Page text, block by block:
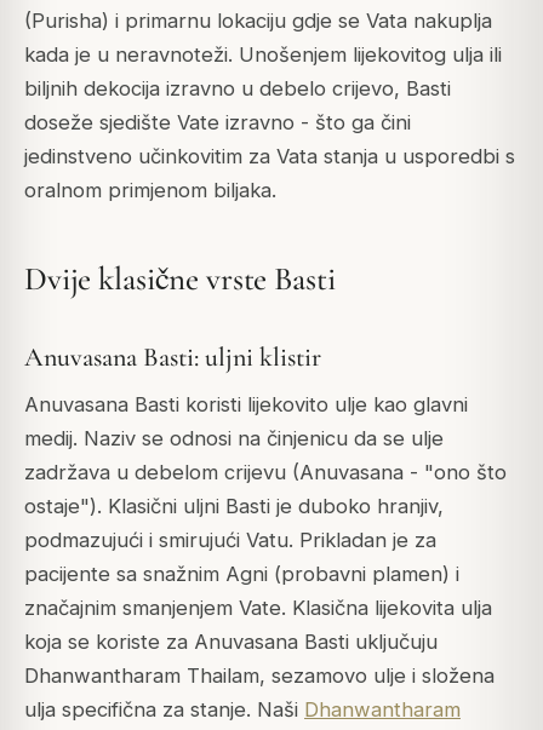
(Purisha) i primarnu lokaciju gdje se Vata nakuplja
kada je u neravnoteži. Unošenjem lijekovitog ulja ili
biljnih dekocija izravno u debelo crijevo, Basti
doseže sjedište Vate izravno - što ga čini
jedinstveno učinkovitim za Vata stanja u usporedbi s
oralnom primjenom biljaka.
Dvije klasične vrste Basti
Anuvasana Basti: uljni klistir
Anuvasana Basti koristi lijekovito ulje kao glavni
medij. Naziv se odnosi na činjenicu da se ulje
zadržava u debelom crijevu (Anuvasana - "ono što
ostaje"). Klasični uljni Basti je duboko hranjiv,
podmazujući i smirujući Vatu. Prikladan je za
pacijente sa snažnim Agni (probavni plamen) i
značajnim smanjenjem Vate. Klasična lijekovita ulja
koja se koriste za Anuvasana Basti uključuju
Dhanwantharam Thailam, sezamovo ulje i složena
ulja specifična za stanje. Naši Dhanwantharam